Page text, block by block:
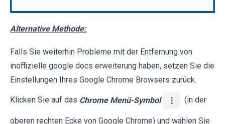
Alternative Methode:
Falls Sie weiterhin Probleme mit der Entfernung von
inoffizielle google docs erweiterung haben, setzen Sie die
Einstellungen Ihres Google Chrome Browsers zurück.
Klicken Sie auf das Chrome Menü-Symbol (in der
oberen rechten Ecke von Google Chrome) und wählen Sie